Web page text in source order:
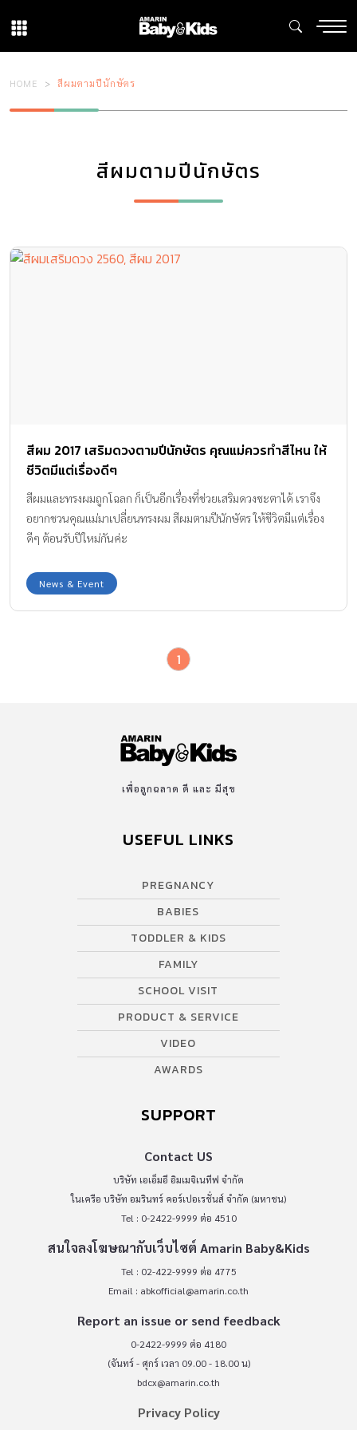
HOME สีผมตามปีนักษัตร
สีผมตามปีนักษัตร
สีผม 2017 เสริมดวงตามปีนักษัตร คุณแม่ควรทำสีไหน ให้
ชีวิตมีแต่เรื่องดีๆ
สีผมและทรงผมถูกโฉลก ก็เป็นอีกเรื่องที่ช่วยเสริมดวงชะตาได้ เราจึง
อยากชวนคุณแม่มาเปลี่ยนทรงผม สีผมตามปีนักษัตร ให้ชีวิตมีแต่เรื่อง
ดีๆ ต้อนรับปีใหม่กันค่ะ
News & Event
1
เพื่อลูกฉลาด ดี และ มีสุข
USEFUL LINKS
PREGNANCY
BABIES
TODDLER & KIDS
FAMILY
SCHOOL VISIT
PRODUCT & SERVICE
VIDEO
AWARDS
SUPPORT
Contact US
บริษัท เอเอ็มอี อิมเมจิเนทีฟ จำกัด
ในเครือ บริษัท อมรินทร์ คอร์เปอเรชั่นส์ จำกัด (มหาชน)
Tel : 0-2422-9999 ต่อ 4510
สนใจลงโฆษณากับเว็บไซต์ Amarin Baby&Kids
Tel : 02-422-9999 ต่อ 4775
Email : abkofficial@amarin.co.th
Report an issue or send feedback
0-2422-9999 ต่อ 4180
(จันทร์ - ศุกร์ เวลา 09.00 - 18.00 น)
bdcx@amarin.co.th
Privacy Policy